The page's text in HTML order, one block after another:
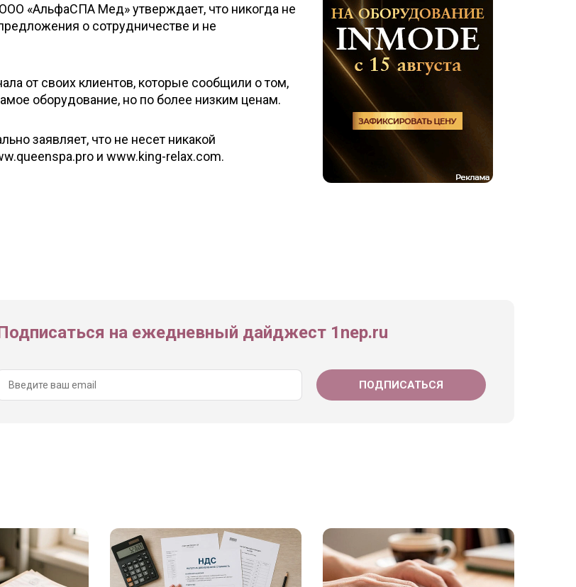
«АльфаСПА Мед» утверждает, что никогда не
о сотрудничестве и не
от своих клиентов, которые сообщили о том,
оборудование, но по более низким ценам.
заявляет, что не несет никакой
и www.king-relax.com.
на ежедневный дайджест 1nep.ru